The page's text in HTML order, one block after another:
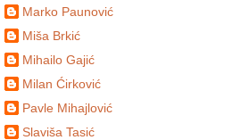
Marko Paunović
Miša Brkić
Mihailo Gajić
Milan Ćirković
Pavle Mihajlović
Slaviša Tasić